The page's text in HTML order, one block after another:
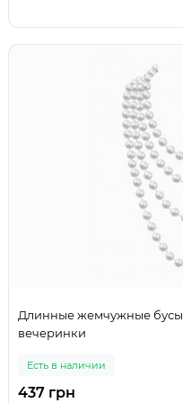
Длинные жемчужные бусы
вечеринки
Есть в наличии
437 грн